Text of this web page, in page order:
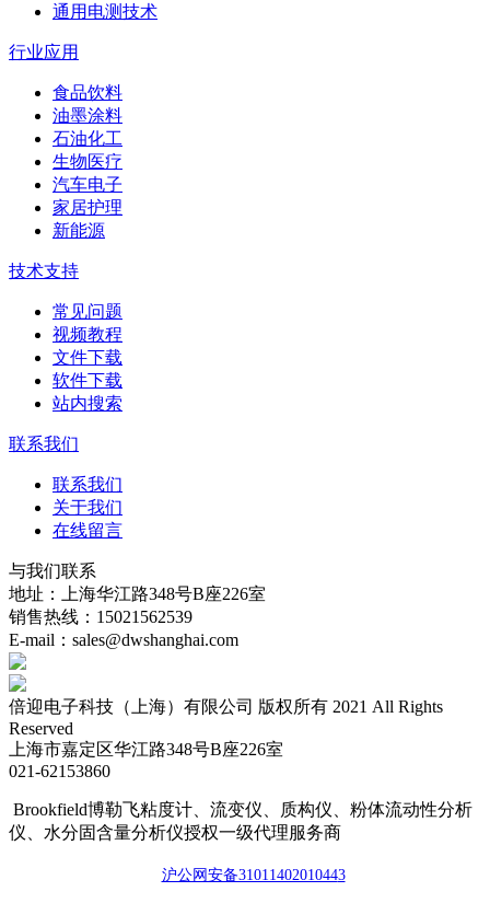
通用电测技术
行业应用
食品饮料
油墨涂料
石油化工
生物医疗
汽车电子
家居护理
新能源
技术支持
常见问题
视频教程
文件下载
软件下载
站内搜索
联系我们
联系我们
关于我们
在线留言
与我们联系
地址：上海华江路348号B座226室
销售热线：15021562539
E-mail：sales@dwshanghai.com
倍迎电子科技（上海）有限公司 版权所有 2021 All Rights
Reserved
上海市嘉定区华江路348号B座226室
021-62153860
Brookfield博勒飞粘度计、流变仪、质构仪、粉体流动性分析
仪、水分固含量分析仪授权一级代理服务商
沪公网安备31011402010443